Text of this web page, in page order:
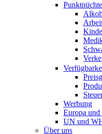
Werbung
Europa
UN und
Über uns